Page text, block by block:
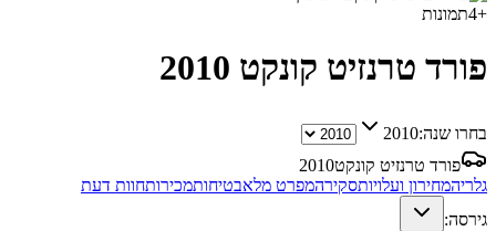
+
4תמונות
פורד טרנזיט קונקט 2010
בחרו שנה:2010
פורד טרנזיט קונקט2010
גלריהמחירון ועלויותסקירהמפרט מלאבטיחותמכירותחוות דעת
גירסה: